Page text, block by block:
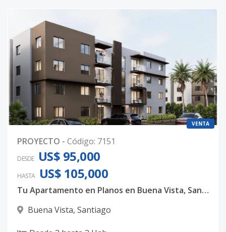
VENTA
PROYECTO - Código: 7151
DESDE US$ 95,000
HASTA US$ 105,000
Tu Apartamento en Planos en Buena Vista, Santiago | Desde US$66,000 🏗️✨
Buena Vista, Santiago